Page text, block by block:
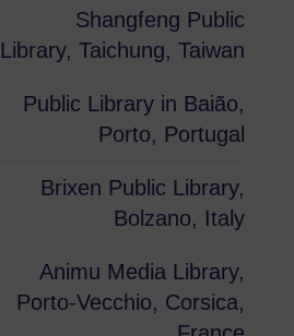
Shangfeng Public
Library, Taichung, Taiwan
Public Library in Baião,
Porto, Portugal
Brixen Public Library,
Bolzano, Italy
Animu Media Library,
Porto-Vecchio, Corsica,